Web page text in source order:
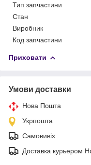
Тип запчастини
Стан
Виробник
Код запчастини
Приховати
Умови доставки
Нова Пошта
Укрпошта
Самовивіз
Доставка курьером